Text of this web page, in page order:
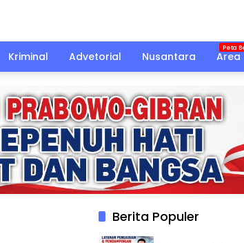
Kriminal Advetorial Nusantara Area
Berita Populer